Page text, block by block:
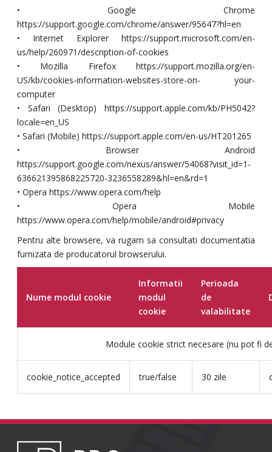
• Google Chrome
https://support.google.com/chrome/answer/95647?hl=en
• Internet Explorer https://support.microsoft.com/en-
us/help/260971/description-of-cookies
• Mozilla Firefox https://support.mozilla.org/en-
US/kb/cookies-information-websites-store-on- your-
computer
• Safari (Desktop) https://support.apple.com/kb/PH5042?
locale=en_US
• Safari (Mobile) https://support.apple.com/en-us/HT201265
• Browser Android
https://support.google.com/nexus/answer/54068?visit_id=1-
636621395868225720-3236558289&hl=en&rd=1
• Opera https://www.opera.com/help
• Opera Mobile
https://www.opera.com/help/mobile/android#privacy
Pentru alte browsere, va rugam sa consultati documentatia
furnizata de producatorul browserului.
Nume modul cookie
Informatii
modul
cookie
Perioada
de
valabilitate
Module cookie strict necesare (nu pot fi
cookie_notice_accepted true/false 30 zile